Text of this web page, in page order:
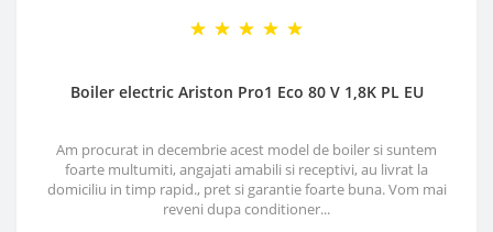
Boiler electric Ariston Pro1 Eco 80 V 1,8K PL EU
Am procurat in decembrie acest model de boiler si suntem
foarte multumiti, angajati amabili si receptivi, au livrat la
domiciliu in timp rapid., pret si garantie foarte buna. Vom mai
reveni dupa conditioner...